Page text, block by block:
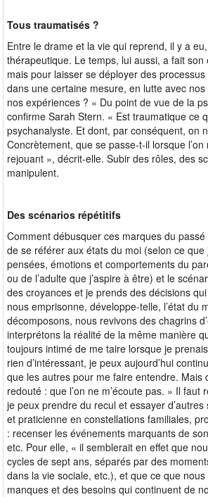
Tous traumatisés ?
Entre le drame et la vie qui reprend, il y a
thérapeutique. Le temps, lui aussi, a fait
mais pour laisser se déployer des
dans une certaine mesure, en lutte avec
nos expériences ? « Du point de vue de la
confirme Sarah Stern. « Est traumatique ce
psychanalyste. Et dont, par conséquent, on
Concrètement, que se passe-t-il lorsque
rejouant », décrit-elle. Subir des rôles, des
manipulent.
Des scénarios répétitifs
Comment débusquer ces marques du
de se référer aux états du moi (selon ce
pensées, émotions et comportements du
ou de l’adulte que j’aspire à être) et le
des croyances et je prends des décisions
nous emprisonne, développe-telle, l’état
décomposons, nous revivons des chagrins
interprétons la réalité de la même manière
toujours intimé de me taire lorsque je
rien d’intéressant, je peux aujourd’hui
que les autres pour me faire entendre.
redouté : que l’on ne m’écoute pas. » Il
je peux prendre du recul et essayer
et praticienne en constellations familiales,
: recenser les événements marquants de
etc. Pour elle, « il semblerait en effet que
cycles de sept ans, séparés par des
dans la vie sociale, etc.), et que ce que
manques et des besoins qui continuent de